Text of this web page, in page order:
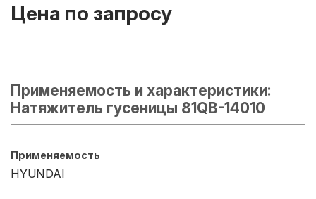
Цена по запросу
Применяемость и характеристики:
Натяжитель гусеницы 81QB-14010
Применяемость
HYUNDAI